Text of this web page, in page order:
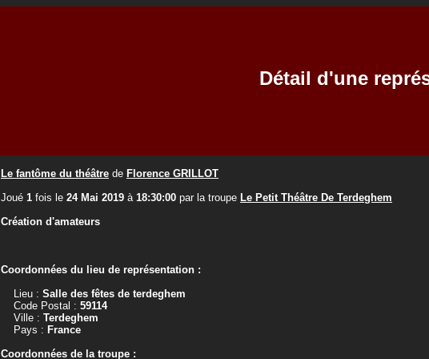
Détail d'une
Le fantôme du théâtre de Florence GRILLOT
Joué 1 fois le 24 Mai 2019 à 18:30:00 par la troupe Le Petit Théâtre De Terdeghem
Création d'amateurs
Coordonnées du lieu de représentation :
Lieu : Salle des fêtes de terdeghem
Code Postal : 59114
Ville : Terdeghem
Pays : France
Coordonnées de la troupe :